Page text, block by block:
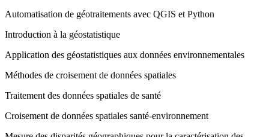
Automatisation de géotraitements avec QGIS et Python
Introduction à la géostatistique
Application des géostatistiques aux données environnementales
Méthodes de croisement de données spatiales
Traitement des données spatiales de santé
Croisement de données spatiales santé-environnement